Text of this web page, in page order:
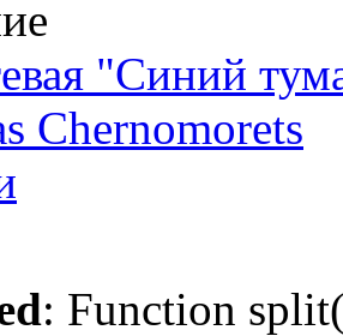
"Синий
Chernomorets
: Function